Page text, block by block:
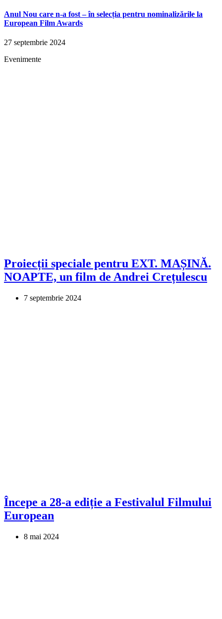
Anul Nou care n-a fost – în selecția pentru nominalizările la
European Film Awards
27 septembrie 2024
Evenimente
Proiecții speciale pentru EXT. MAȘINĂ.
NOAPTE, un film de Andrei Crețulescu
7 septembrie 2024
Începe a 28-a ediție a Festivalul Filmului
European
8 mai 2024